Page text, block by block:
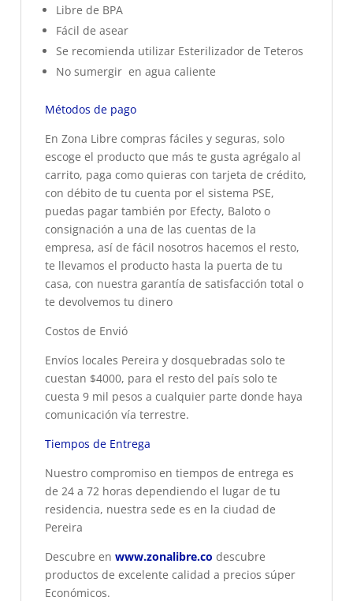
Libre de BPA
Fácil de asear
Se recomienda utilizar Esterilizador de Teteros
No sumergir en agua caliente
Métodos de pago
En Zona Libre compras fáciles y seguras, solo
escoge el producto que más te gusta agrégalo al
carrito, paga como quieras con tarjeta de crédito,
con débito de tu cuenta por el sistema PSE,
puedas pagar también por Efecty, Baloto o
consignación a una de las cuentas de la
empresa, así de fácil nosotros hacemos el resto,
te llevamos el producto hasta la puerta de tu
casa, con nuestra garantía de satisfacción total o
te devolvemos tu dinero
Costos de Envió
Envíos locales Pereira y dosquebradas solo te
cuestan $4000, para el resto del país solo te
cuesta 9 mil pesos a cualquier parte donde haya
comunicación vía terrestre.
Tiempos de Entrega
Nuestro compromiso en tiempos de entrega es
de 24 a 72 horas dependiendo el lugar de tu
residencia, nuestra sede es en la ciudad de
Pereira
Descubre en www.zonalibre.co descubre
productos de excelente calidad a precios súper
Económicos.